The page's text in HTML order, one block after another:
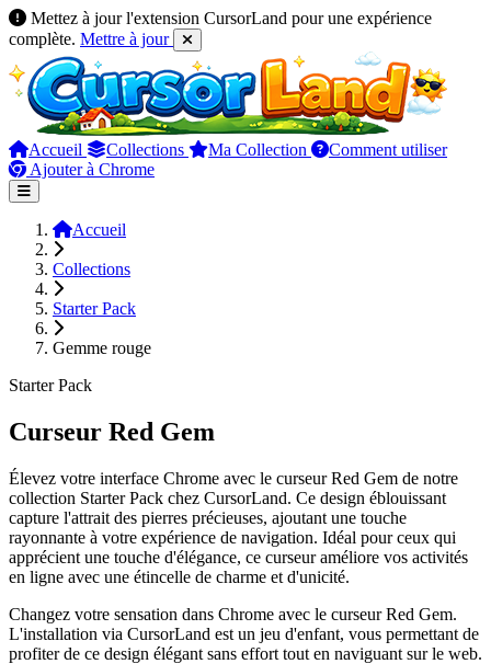
Mettez à jour l'extension CursorLand pour une expérience
complète. Mettre à jour
Accueil Collections Ma Collection
Comment utiliser
Ajouter à Chrome
Accueil
Collections
Starter Pack
Gemme rouge
Starter Pack
Curseur Red Gem
Élevez votre interface Chrome avec le curseur Red Gem de notre
collection Starter Pack chez CursorLand. Ce design éblouissant
capture l'attrait des pierres précieuses, ajoutant une touche
rayonnante à votre expérience de navigation. Idéal pour ceux qui
apprécient une touche d'élégance, ce curseur améliore vos activités
en ligne avec une étincelle de charme et d'unicité.
Changez votre sensation dans Chrome avec le curseur Red Gem.
L'installation via CursorLand est un jeu d'enfant, vous permettant de
profiter de ce design élégant sans effort tout en naviguant sur le web.